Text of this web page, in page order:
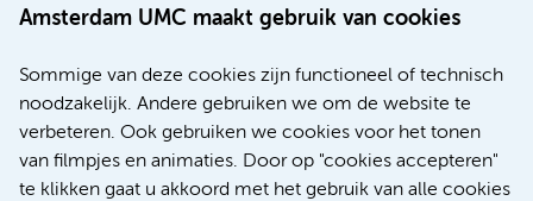
Amsterdam UMC maakt gebruik van cookies
Sommige van deze cookies zijn functioneel of technisch
noodzakelijk. Andere gebruiken we om de website te
verbeteren. Ook gebruiken we cookies voor het tonen
van filmpjes en animaties. Door op "cookies accepteren"
te klikken gaat u akkoord met het gebruik van alle cookies
Werken bij Amsterdam UMC
Nieuws
Research
Educatie locatie AMC
Educatie locatie VUmc